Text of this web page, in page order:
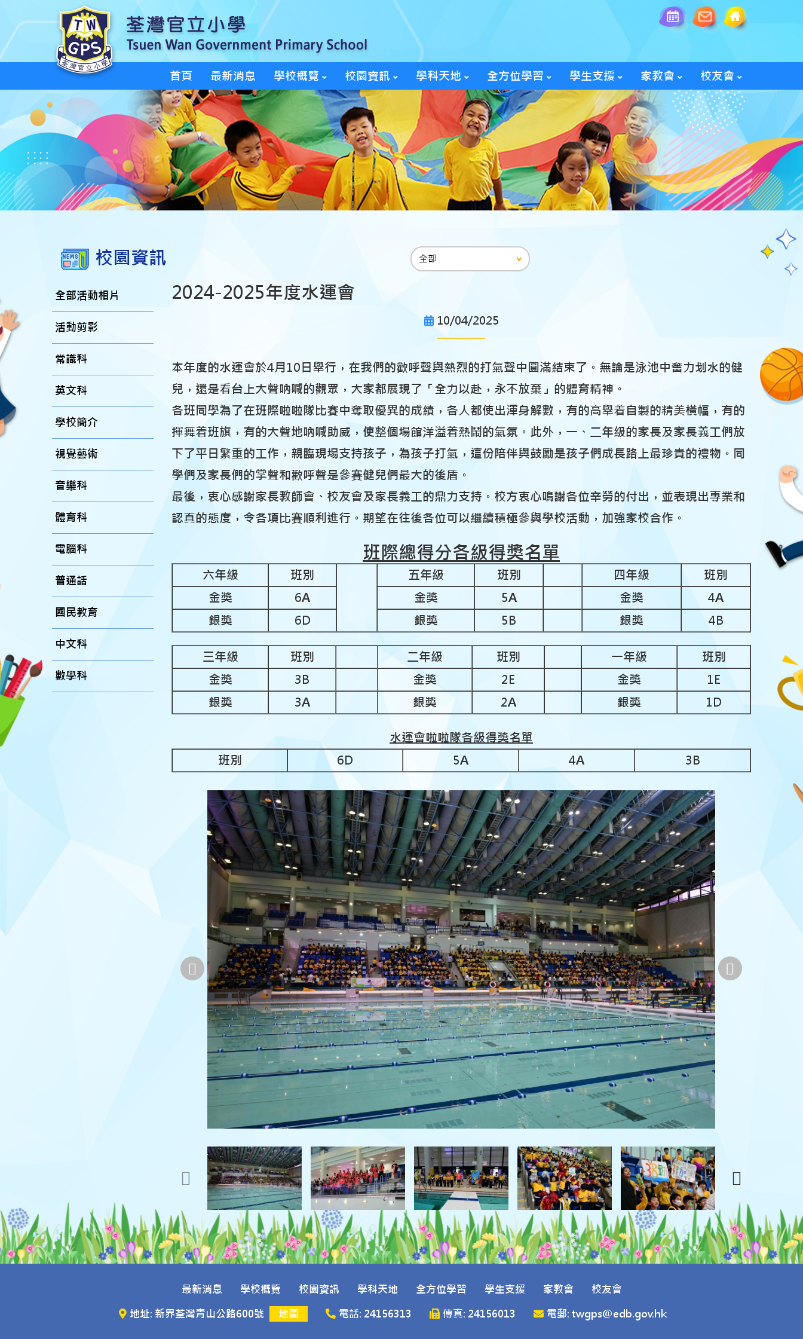
首頁 最新消息 學校概覽 校園資訊 學科天地 全方位學習 學生支援 家教會 校友會
校園資訊
全部活動相片
活動剪影
常識科
英文科
學校簡介
視覺藝術
音樂科
體育科
電腦科
普通話
國民教育
中文科
數學科
2024-2025年度水運會
10/04/2025
本年度的水運會於4月10日舉行，在我們的歡呼聲與熱烈的打氣聲中圓滿結束了。無論是泳池中奮力划水的健
兒，還是看台上大聲吶喊的觀眾，大家都展現了「全力以赴，永不放棄」的體育精神。
各班同學為了在班際啦啦隊比賽中奪取優異的成績，各人都使出渾身解數，有的高舉着自製的精美橫幅，有的
揮舞着班旗，有的大聲地吶喊助威，使整個場館洋溢着熱鬧的氣氛。此外，一、二年級的家長及家長義工們放
下了平日繁重的工作，親臨現場支持孩子，為孩子打氣，這份陪伴與鼓勵是孩子們成長路上最珍貴的禮物。同
學們及家長們的掌聲和歡呼聲是參賽健兒們最大的後盾。
最後，衷心感謝家長教師會、校友會及家長義工的鼎力支持。校方衷心鳴謝各位辛勞的付出，並表現出專業和
認真的態度，令各項比賽順利進行。期望在往後各位可以繼續積極參與學校活動，加強家校合作。
班際總得分各級得獎名單
六年級 班別 五年級 班別 四年級
班別
金獎
6A 金獎 5A 金獎
4A
銀獎
6D 銀獎 5B 銀獎 4B
三年級 班別 二年級 班別 一年級
班別
金獎
3B 金獎 2E 金獎
1E
銀獎
3A 銀獎 2A 銀獎 1D
水運會啦啦隊各級得獎名單
班別
6D 5A 4A 3B
最新消息 學校概覽 校園資訊 學科天地 全方位學習 學生支援 家教會
校友會
地址: 新界荃灣青山公路600號
地圖 電話: 24156313 傳真: 24156013 電郵: twgps@edb.gov.hk